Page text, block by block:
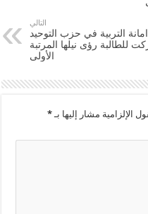
التالي
امانة التربية في حزب التوحيد
للطالبة رؤى نيلها المرتبة
الأولى
الإلزامية مشار إليها بـ*